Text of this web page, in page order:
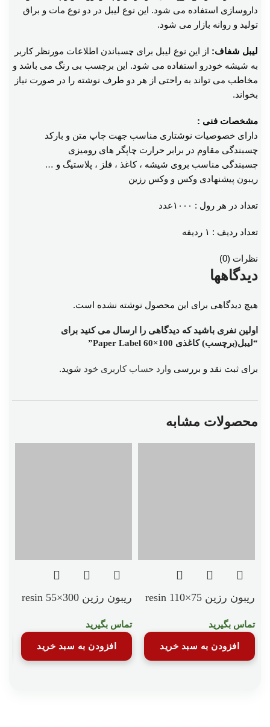
داروسازی استفاده می شود. این نوع لیبل در دو نوع مات و براق
تولید و روانه بازار می شود.
لیبل شفاف: از این نوع لیبل برای چسباندن اطلاعات مورنظر کاربر
به شیشه خودرو استفاده می شود. این برچسب بی رنگ می باشد و
مخاطب می تواند به راحتی از هر دو طرف نوشته را در صورت نیاز
بخواند.
مشخصات فنی :
دارای خصوصیات نوشتاری مناسب جهت چاپ متن و بارکد
چسبندگی مقاوم در برابر حرارت چاپگر های رومیزی
چسبندگی مناسب بروی شیشه ، کاغذ ، فلز ، پلاستیگ و …
ریبون پیشنهادی وکس و وکس رزین
تعداد در هر رول : ۱۰۰۰عدد
تعداد ردیف : ۱ ردیفه
نظرات (0)
دیدگاهها
هیچ دیدگاهی برای این محصول نوشته نشده است.
اولین نفری باشید که دیدگاهی را ارسال می کنید برای
“لیبل(برچسب) کاغذی Paper Label 60×100”
برای ثبت نقد و بررسی وارد حساب کاربری خود شوید.
محصولات مشابه
ریبون رزین resin 110×75
تماس بگیرید
افزودن به سبد خرید
ریبون رزین resin 55×300
تماس بگیرید
افزودن به سبد خرید